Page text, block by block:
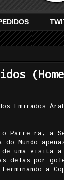
Emirados
Parreira, a
do Mundo
de uma visita
delas por
a